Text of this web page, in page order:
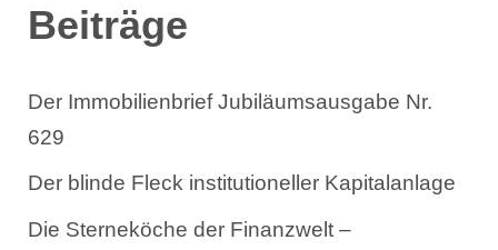
Beiträge
Der Immobilienbrief Jubiläumsausgabe Nr.
629
Der blinde Fleck institutioneller Kapitalanlage
Die Sterneköche der Finanzwelt –